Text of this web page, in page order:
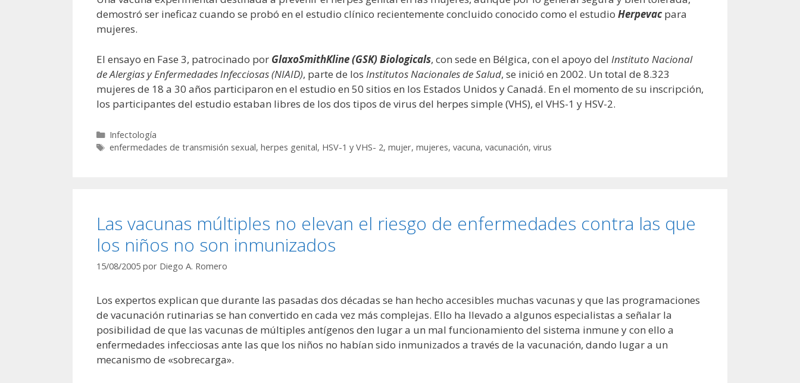
demostró ser ineficaz cuando se probó en el estudio clínico recientemente concluido conocido como el estudio Herpevacpara
mujeres.
El ensayo en Fase 3, patrocinado por GlaxoSmithKline (GSK) Biologicals, con sede en Bélgica, con el apoyo del Instituto Nacional
de Alergias y Enfermedades Infecciosas (NIAID), parte de los Institutos Nacionales de Salud, se inició en 2002. Un total de 8.323
mujeres de 18 a 30 años participaron en el estudio en 50 sitios en los Estados Unidos y Canadá. En el momento de su inscripción,
los participantes del estudio estaban libres de los dos tipos de virus del herpes simple (VHS), el VHS-1 y HSV-2.
Categorías
Infectología
Etiquetas
enfermedades de transmisión sexual, herpes genital, HSV-1 y VHS- 2, mujer, mujeres, vacuna, vacunación, virus
Las vacunas múltiples no elevan el riesgo de enfermedades contra las que
los niños no son inmunizados
15/08/2005 por Diego A. Romero
Los expertos explican que durante las pasadas dos décadas se han hecho accesibles muchas vacunas y que las programaciones
de vacunación rutinarias se han convertido en cada vez más complejas. Ello ha llevado a algunos especialistas a señalar la
posibilidad de que las vacunas de múltiples antígenos den lugar a un mal funcionamiento del sistema inmune y con ello a
enfermedades infecciosas ante las que los niños no habían sido inmunizados a través de la vacunación, dando lugar a un
mecanismo de «sobrecarga».